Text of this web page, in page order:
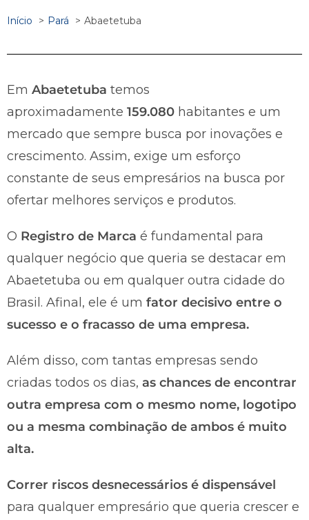
Início Pará Abaetetuba
Em Abaetetuba temos
aproximadamente 159.080 habitantes e um
mercado que sempre busca por inovações e
crescimento. Assim, exige um esforço
constante de seus empresários na busca por
ofertar melhores serviços e produtos.
O Registro de Marca é fundamental para
qualquer negócio que queria se destacar em
Abaetetuba ou em qualquer outra cidade do
Brasil. Afinal, ele é um fator decisivo entre o
sucesso e o fracasso de uma empresa.
Além disso, com tantas empresas sendo
criadas todos os dias, as chances de encontrar
outra empresa com o mesmo nome, logotipo
ou a mesma combinação de ambos é muito
alta.
Correr riscos desnecessários é dispensável
para qualquer empresário que queria crescer e